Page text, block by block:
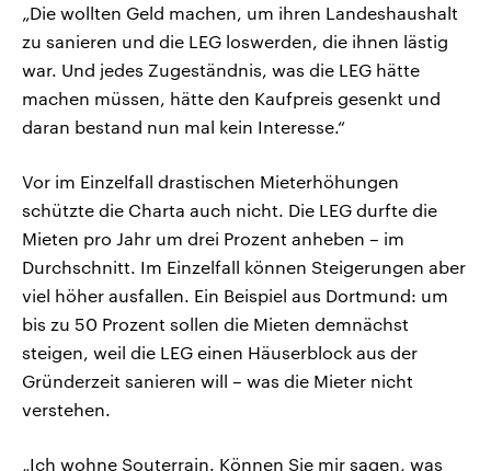
„Die wollten Geld machen, um ihren Landeshaushalt
zu sanieren und die LEG loswerden, die ihnen lästig
war. Und jedes Zugeständnis, was die LEG hätte
machen müssen, hätte den Kaufpreis gesenkt und
daran bestand nun mal kein Interesse.“
Vor im Einzelfall drastischen Mieterhöhungen
schützte die Charta auch nicht. Die LEG durfte die
Mieten pro Jahr um drei Prozent anheben – im
Durchschnitt. Im Einzelfall können Steigerungen aber
viel höher ausfallen. Ein Beispiel aus Dortmund: um
bis zu 50 Prozent sollen die Mieten demnächst
steigen, weil die LEG einen Häuserblock aus der
Gründerzeit sanieren will – was die Mieter nicht
verstehen.
„Ich wohne Souterrain. Können Sie mir sagen, was